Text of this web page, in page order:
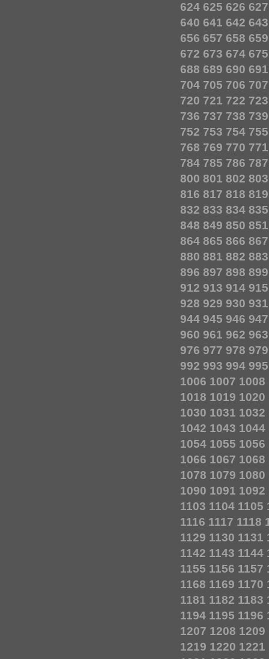
624 625 626 627
640 641 642 643
656 657 658 659
672 673 674 675
688 689 690 691
704 705 706 707
720 721 722 723
736 737 738 739
752 753 754 755
768 769 770 771
784 785 786 787
800 801 802 803
816 817 818 819
832 833 834 835
848 849 850 851
864 865 866 867
880 881 882 883
896 897 898 899
912 913 914 915
928 929 930 931
944 945 946 947
960 961 962 963
976 977 978 979
992 993 994 995
1006 1007 1008
1018 1019 1020
1030 1031 1032
1042 1043 1044
1054 1055 1056
1066 1067 1068
1078 1079 1080
1090 1091 1092
1103 1104 1105
1116 1117 1118
1129 1130 1131
1142 1143 1144
1155 1156 1157
1168 1169 1170
1181 1182 1183
1194 1195 1196
1207 1208 1209
1219 1220 1221